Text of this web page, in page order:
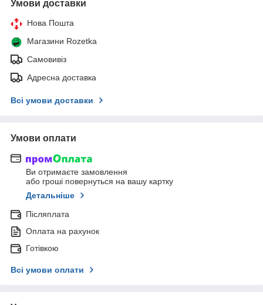
Умови доставки
Нова Пошта
Магазини Rozetka
Самовивіз
Адресна доставка
Всі умови доставки
Умови оплати
Ви отримаєте замовлення
або гроші повернуться на вашу картку
Детальніше
Післяплата
Оплата на рахунок
Готівкою
Всі умови оплати